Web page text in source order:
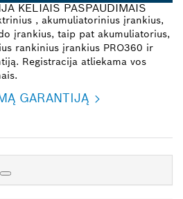
KELIAIS PASPAUDIMAIS
, akumuliatorinius įrankius,
įrankius, taip pat akumuliatorius,
rankinius įrankius PRO360 ir
Registracija atliekama vos
GARANTIJĄ